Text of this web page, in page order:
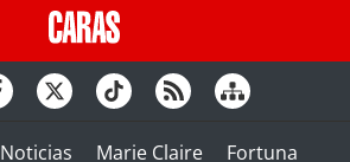
Noticias Marie Claire
Fortuna